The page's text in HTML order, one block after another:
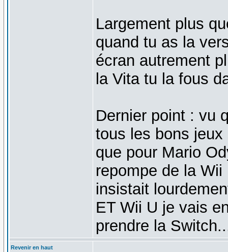
Largement plus
quand tu as la
écran autrement
la Vita tu la fous
Dernier point : vu
tous les bons
que pour Mario
repompe de la
insistait
ET Wii U je vais
prendre la
Revenir en haut